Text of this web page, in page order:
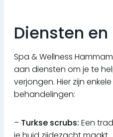
Diensten
Spa & Wellness
aan diensten om je te
verjongen. Hier zijn
behandelingen:
– Turkse scrubs: Een